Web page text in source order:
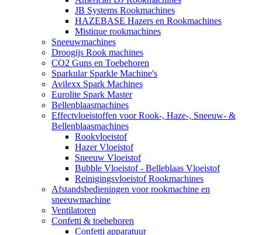
JB Systems Rookmachines
HAZEBASE Hazers en Rookmachines
Mistique rookmachines
Sneeuwmachines
Droogijs Rook machines
CO2 Guns en Toebehoren
Sparkular Sparkle Machine's
Avilexx Spark Machines
Eurolite Spark Master
Bellenblaasmachines
Effectvloeistoffen voor Rook-, Haze-, Sneeuw- &
Bellenblaasmachines
Rookvloeistof
Hazer Vloeistof
Sneeuw Vloeistof
Bubble Vloeistof - Belleblaas Vloeistof
Reinigingsvloeistof Rookmachines
Afstandsbedieningen voor rookmachine en
sneeuwmachine
Ventilatoren
Confetti & toebehoren
Confetti apparatuur